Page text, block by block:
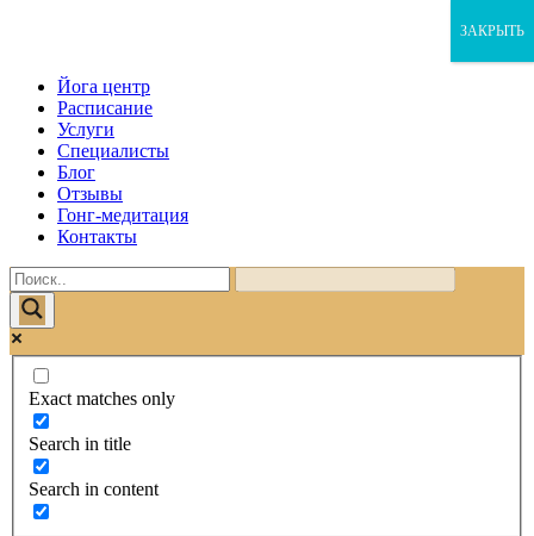
Йога центр
Расписание
Услуги
Специалисты
Блог
Отзывы
Гонг-медитация
Контакты
Exact matches only
Search in title
Search in content
x
x
x
ЗАКРЫТЬ